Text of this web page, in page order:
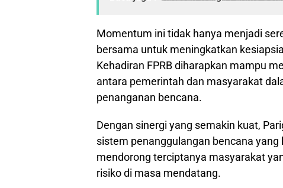
Momentum ini tidak hanya menjadi
bersama untuk meningkatkan
Kehadiran FPRB diharapkan mampu
antara pemerintah dan masyarakat
penanganan bencana.
Dengan sinergi yang semakin kuat,
sistem penanggulangan bencana
mendorong terciptanya masyarakat
risiko di masa mendatang.